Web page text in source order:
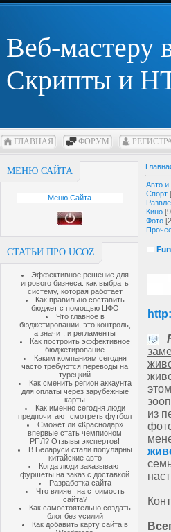
Веб-мастеру
Скрипты и
ГЛАВНАЯ ФОРУМ
МЕНЮ САЙТА
Меню Сайта
СТАТЬИ ПРО UCOZ
Эффективное решение для
игрового бизнеса: как выбрать
систему, которая работает
Как правильно составить
бюджет с помощью ЦФО
Что главное в
бюджетировании, это контроль,
а значит, и регламенты
Как построить эффективное
бюджетирование
Каким компаниям сегодня
часто требуются переводы на
турецкий
Как сменить регион аккаунта
для оплаты через зарубежные
карты
Как именно сегодня люди
предпочитают смотреть футбол
Сможет ли «Краснодар»
впервые стать чемпионом
РПЛ? Отзывы экспертов!
В Беларуси стали популярны
китайские авто
Когда люди заказывают
фуршеты на заказ с доставкой
Разработка сайта
Что влияет на стоимость
сайта?
Как самостоятельно создать
блог без усилий
Как добавить карту сайта в
Авто и
Спорт
Кино
Фото
из